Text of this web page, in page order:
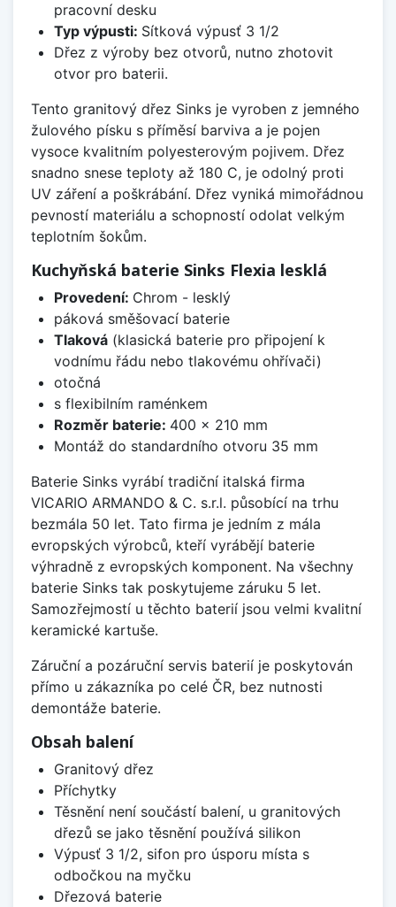
pracovní desku
Typ výpusti: Sítková výpusť 3 1/2
Dřez z výroby bez otvorů, nutno zhotovit
otvor pro baterii.
Tento granitový dřez Sinks je vyroben z jemného
žulového písku s příměsí barviva a je pojen
vysoce kvalitním polyesterovým pojivem. Dřez
snadno snese teploty až 180 C, je odolný proti
UV záření a poškrábání. Dřez vyniká mimořádnou
pevností materiálu a schopností odolat velkým
teplotním šokům.
Kuchyňská baterie Sinks Flexia lesklá
Provedení: Chrom - lesklý
páková směšovací baterie
Tlaková(klasická baterie pro připojení k
vodnímu řádu nebo tlakovému ohřívači)
otočná
s flexibilním raménkem
Rozměr baterie: 400 x 210 mm
Montáž do standardního otvoru 35 mm
Baterie Sinks vyrábí tradiční italská firma
VICARIO ARMANDO & C. s.r.l. působící na trhu
bezmála 50 let. Tato firma je jedním z mála
evropských výrobců, kteří vyrábějí baterie
výhradně z evropských komponent. Na všechny
baterie Sinks tak poskytujeme záruku 5 let.
Samozřejmostí u těchto baterií jsou velmi kvalitní
keramické kartuše.
Záruční a pozáruční servis baterií je poskytován
přímo u zákazníka po celé ČR, bez nutnosti
demontáže baterie.
Obsah balení
Granitový dřez
Příchytky
Těsnění není součástí balení, u granitových
dřezů se jako těsnění používá silikon
Výpusť 3 1/2, sifon pro úsporu místa s
odbočkou na myčku
Dřezová baterie